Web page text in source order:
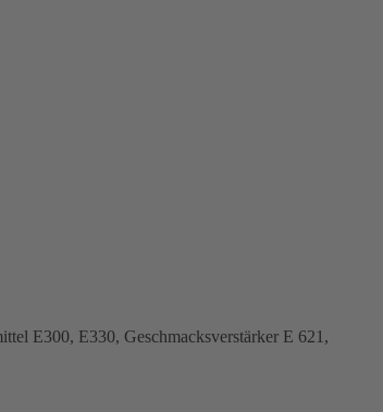
E300, E330, Geschmacksverstärker E 621,